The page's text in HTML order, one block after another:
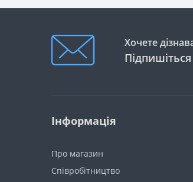
Хочете
Інформація
Про магазин
Співробітництво